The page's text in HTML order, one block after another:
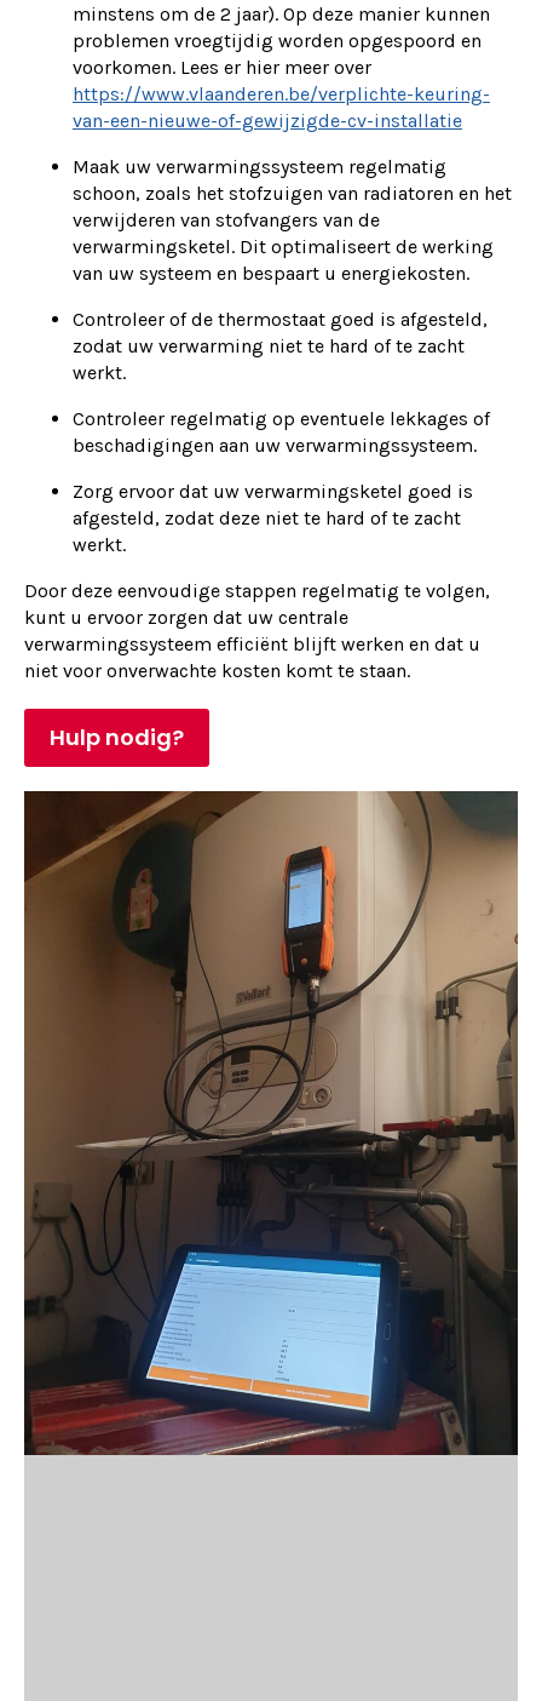
minstens om de 2 jaar). Op deze manier kunnen
problemen vroegtijdig worden opgespoord en
voorkomen. Lees er hier meer over
https://www.vlaanderen.be/verplichte-keuring-
van-een-nieuwe-of-gewijzigde-cv-installatie
Maak uw verwarmingssysteem regelmatig
schoon, zoals het stofzuigen van radiatoren en het
verwijderen van stofvangers van de
verwarmingsketel. Dit optimaliseert de werking
van uw systeem en bespaart u energiekosten.
Controleer of de thermostaat goed is afgesteld,
zodat uw verwarming niet te hard of te zacht
werkt.
Controleer regelmatig op eventuele lekkages of
beschadigingen aan uw verwarmingssysteem.
Zorg ervoor dat uw verwarmingsketel goed is
afgesteld, zodat deze niet te hard of te zacht
werkt.
Door deze eenvoudige stappen regelmatig te volgen,
kunt u ervoor zorgen dat uw centrale
verwarmingssysteem efficiënt blijft werken en dat u
niet voor onverwachte kosten komt te staan.
Hulp nodig?